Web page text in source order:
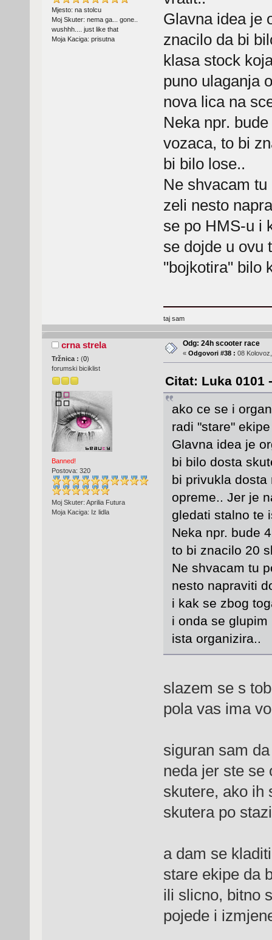
Mjesto: na stolcu
Moj Skuter: nema ga... gone..
wushhh.... just like that
Moja Kaciga: prisutna
Glavna idea je
znacilo da bi
klasa stock
puno ulaganja
nova lica na
Neka npr.
vozaca, to bi
bi bilo lose..
Ne shvacam
zeli nesto
se po HMS-u i
se dojde u ovu
"bojkotira" bilo
taj sam
crna strela
Tržnica : (0)
forumski biciklist
Banned!
Postova: 320
Moj Skuter: Aprilia Futura
Moja Kaciga: Iz lidla
Odg: 24h scooter race
« Odgovori #38 : 08
Citat: Luka 0101
ako ce se i
radi "stare"
Glavna idea je
bi bilo dosta
bi privukla dosta
opreme.. Jer je
gledati stalno te
Neka npr. bude
to bi znacilo 20
Ne shvacam tu
nesto napraviti
i kak se zbog
i onda se
ista organizira..
slazem se s
pola vas ima
siguran sam
neda jer ste se
skutere, ako ih
skutera po
a dam se
stare ekipe da
ili slicno, bitno
pojede i